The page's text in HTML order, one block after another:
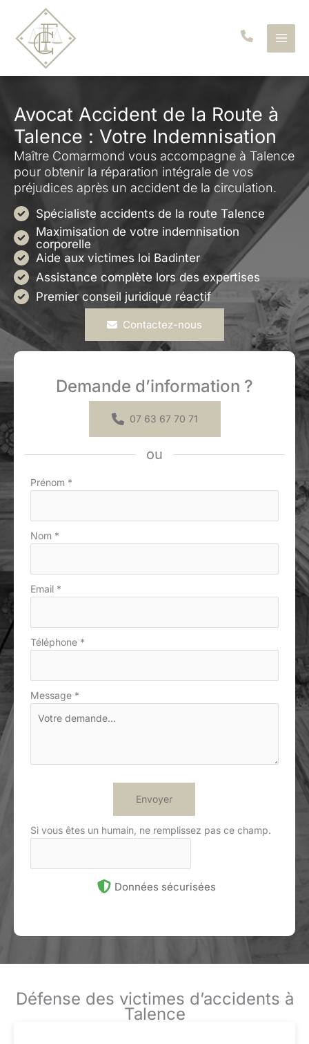
contenu
Avocat Accident de la Route à
Talence : Votre Indemnisation
Maître Comarmond vous accompagne à Talence
pour obtenir la réparation intégrale de vos
préjudices après un accident de la circulation.
Spécialiste accidents de la route Talence
Maximisation de votre indemnisation
corporelle
Aide aux victimes loi Badinter
Assistance complète lors des expertises
Premier conseil juridique réactif
Contactez-nous
Demande d’information ?
07 63 67 70 71
ou
Formulaire
Prénom *
Nom *
Email *
Téléphone *
Message *
Envoyer
Si vous êtes un humain, ne remplissez pas ce champ.
Données sécurisées
Défense des victimes d’accidents à
Talence